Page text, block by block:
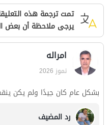
تمت ترجمة هذه
يرجى ملاحظة أن بعض
امراله
تموز 2026
بشكل عام كان جيدًا ولم يكن
رد المضيف